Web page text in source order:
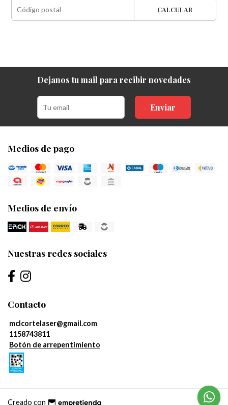
CALCULAR
Dejanos tu mail para recibir novedades
Enviar
Medios de pago
Medios de envío
Nuestras redes sociales
Contacto
mclcortelaser@gmail.com
1158743811
Botón de arrepentimiento
Creado con